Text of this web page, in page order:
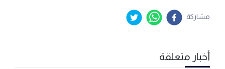
مشاركة
أخبار متعلقة